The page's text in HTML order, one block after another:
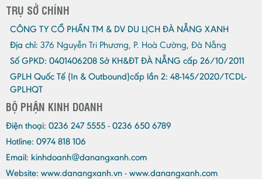
TRỤ SỞ CHÍNH
CÔNG TY CỔ PHẦN TM & DV DU LỊCH ĐÀ NẴNG XANH
Địa chỉ: 376 Nguyễn Tri Phương, P. Hoà Cường, Đà Nẵng
Số GPKD: 0401406208 Sở KH&ĐT ĐÀ NẴNG cấp 26/10/2011
GPLH Quốc Tế (In & Outbound)cấp lần 2: 48-145/2020/TCDL-
GPLHQT
BỘ PHẬN KINH DOANH
Điện thoại: 0236 247 5555 - 0236 650 6789
Hotline: 0974 818 106
Email: kinhdoanh@danangxanh.com
Website: www.danangxanh.vn - www.danangxanh.com